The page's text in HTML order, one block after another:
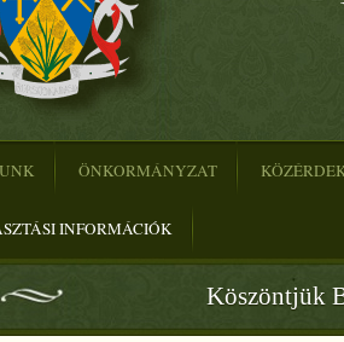
ÖNKORMÁNYZAT
INFORMÁCIÓK
Köszöntjük